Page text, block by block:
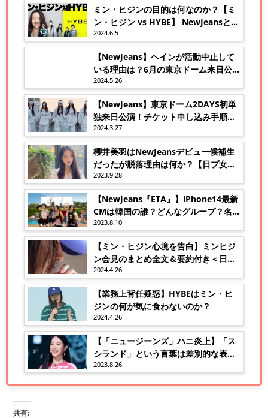
ミン・ヒジンの目的は何なのか？【ミ
ン・ヒジン vs HYBE】 NewJeansと
ADORの未来を巡る対立！
2024.6.5
【NewJeans】ヘインが活動中止して
いる理由は？6月の東京ドーム来日公演
はどうなる？
2024.5.26
【NewJeans】東京ドーム2DAYS初単
独来日公演！チケット申し込み手順を
解説！
2024.3.27
櫻井美羽はNewJeansデビュー候補生
だったが脱落理由は何か？【日プ女
子】
2023.9.28
【NewJeans『ETA』】iPhone14最新
CMは韓国の誰？どんなグループ？名前
は？日本人は？『ETA』ってどんな意
味？
2023.8.10
【ミン・ヒジン心境を告白】ミンヒジ
ン会見のまとめ全文＆要約付き＜日本
語翻訳＞！
2024.4.26
【業務上背任疑惑】HYBEはミン・ヒ
ジンの何が気に食わないのか？
2024.4.26
【「ニュージーンズ」ハニ炎上】「ス
シランド」という言葉は差別的な表現
か？
2023.8.26
共有: